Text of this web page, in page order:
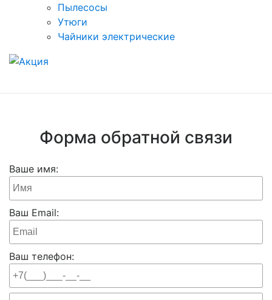
Пылесосы
Утюги
Чайники электрические
Форма обратной связи
Ваше имя:
Ваш Email:
Ваш телефон: